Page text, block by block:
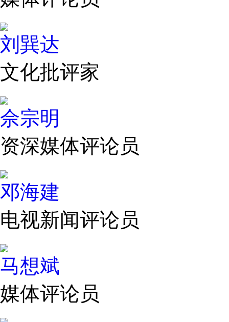
刘巽达
文化批评家
佘宗明
资深媒体评论员
邓海建
电视新闻评论员
马想斌
媒体评论员